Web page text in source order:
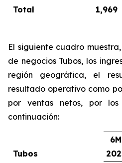
Total
1,969
El siguiente cuadro
de negocios Tubos, los
región geográfica, el
resultado operativo como
por ventas netos, por
continuación:
Tubos
6M